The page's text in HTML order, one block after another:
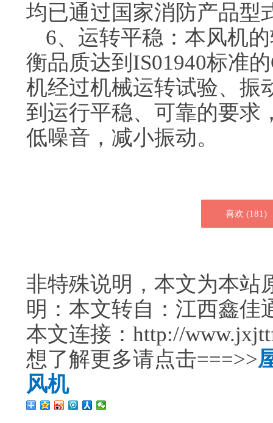
均已通过国家消防产品型
6、运转平稳：本风机
衡品质达到IS01940标准
机经过机械运转试验、振
到运行平稳、可靠的要求
低噪音，减小振动。
喜欢 (181)
非特殊说明，本文为本站
明：本文转自：江西鑫佳
本文连接：http://
想了解更多请点击===>>
风机